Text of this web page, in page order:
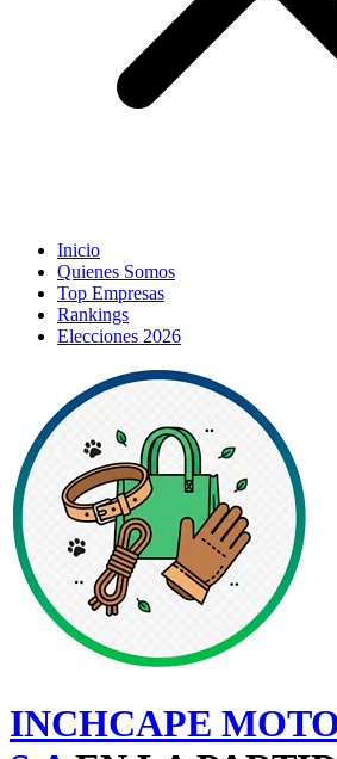
Inicio
Quienes Somos
Top Empresas
Rankings
Elecciones 2026
INCHCAPE